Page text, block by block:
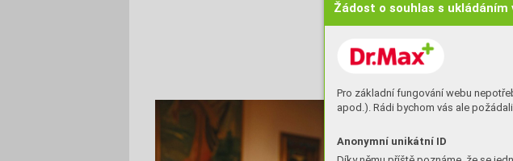
Žádost o souhlas s
Pro základní fungování webu
apod.). Rádi bychom vás ale
Anonymní unikátní ID
A slunce zasvítí tak
šortky a tričíčko
a můj přítel mne
před snídaní navlékne